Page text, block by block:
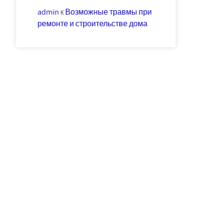
admin кВозможные травмы при
ремонте и строительстве дома